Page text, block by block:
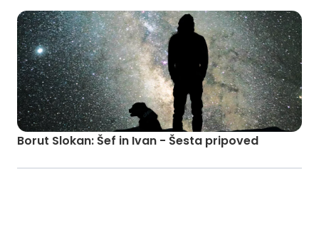
Borut Slokan: Šef in Ivan - Šesta pripoved